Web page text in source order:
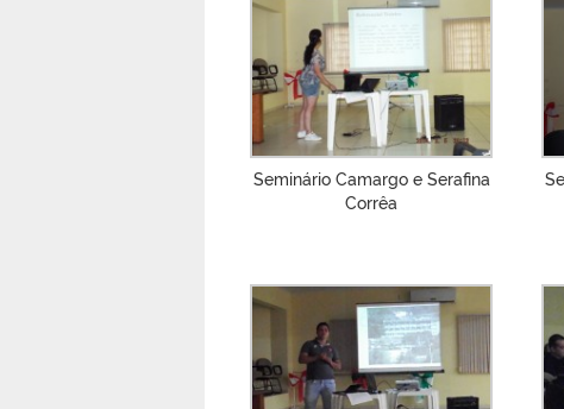
Seminário Camargo e Serafina
Corrêa